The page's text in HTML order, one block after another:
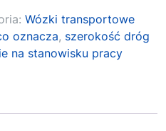
Wózki transportowe
oznacza, szerokość dróg
na stanowisku pracy